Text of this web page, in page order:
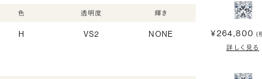
色
H
透明度
VS2
輝き
NONE ¥264,800 (
詳しく見る